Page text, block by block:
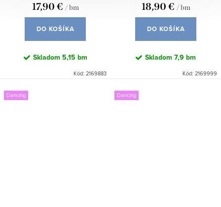
17,90 € / bm
DO KOŠÍKA
Skladom 5,15 bm
Kód: 2169883
18,90 € / bm
DO KOŠÍKA
Skladom 7,9 bm
Kód: 2169999
Dancing Dancing